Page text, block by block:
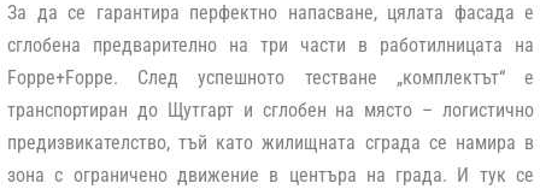
За да се гарантира перфектно напасване, цялата фасада е
сглобена предварително на три части в работилницата на
Foppe+Foppe. След успешното тестване „комплектът“ е
транспортиран до Щутгарт и сглобен на място – логистично
предизвикателство, тъй като жилищната сграда се намира в
зона с ограничено движение в центъра на града. И тук се